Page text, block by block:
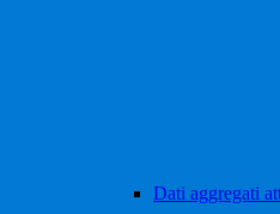
Dati aggregati